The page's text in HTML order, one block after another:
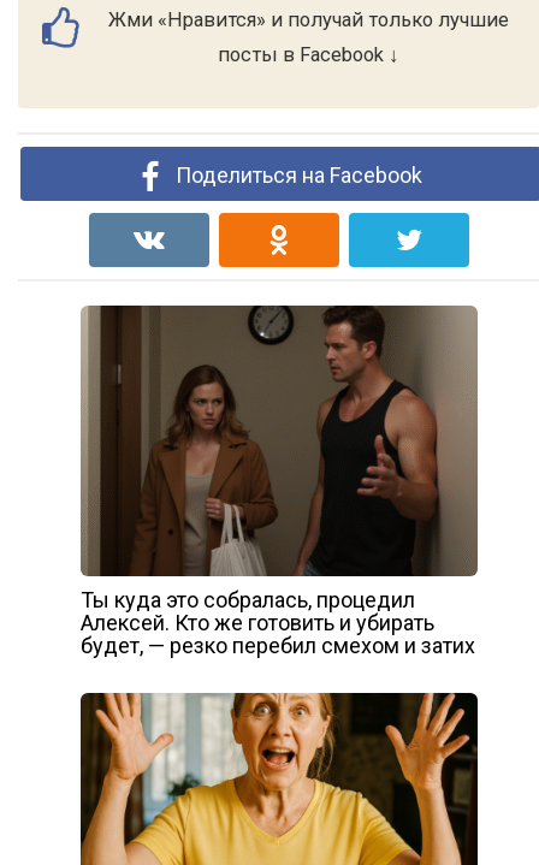
Жми «Нравится» и получай только лучшие
посты в Facebook ↓
Поделиться на Facebook
Ты куда это собралась, процедил
Алексей. Кто же готовить и убирать
будет, — резко перебил смехом и затих